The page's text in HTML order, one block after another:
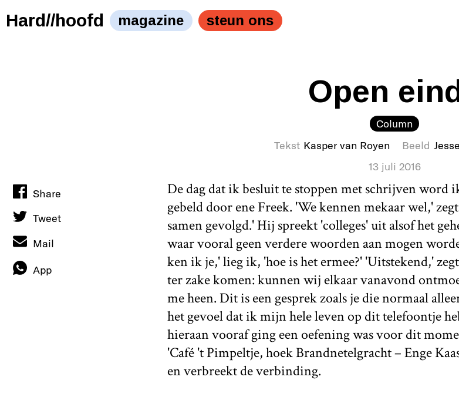
Hard//hoofd magazine steun ons
Open
Column
Tekst Kasper van Royen Beeld
13 juli 2016
De dag dat ik besluit te stoppen met schrijven word
gebeld door ene Freek. 'We kennen mekaar wel,'
samen gevolgd.' Hij spreekt 'colleges' uit alsof het
waar vooral geen verdere woorden aan mogen
ken ik je,' lieg ik, 'hoe is het ermee?' 'Uitstekend,'
ter zake komen: kunnen wij elkaar vanavond
me heen. Dit is een gesprek zoals je die normaal
het gevoel dat ik mijn hele leven op dit telefoontje
hieraan vooraf ging een oefening was voor dit
'Café 't Pimpeltje, hoek Brandnetelgracht – Enge
en verbreekt de verbinding.
Share
Tweet
Mail
App